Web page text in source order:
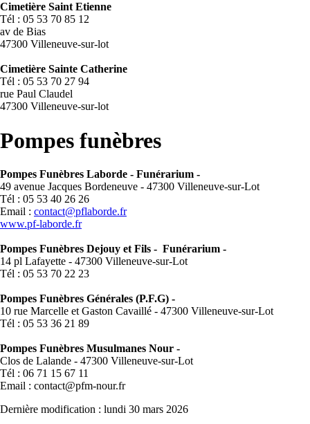
Cimetière Saint Etienne
Tél : 05 53 70 85 12
av de Bias
47300 Villeneuve-sur-lot
Cimetière Sainte Catherine
Tél : 05 53 70 27 94
rue Paul Claudel
47300 Villeneuve-sur-lot
Pompes funèbres
Pompes Funèbres Laborde - Funérarium -
49 avenue Jacques Bordeneuve - 47300 Villeneuve-sur-Lot
Tél : 05 53 40 26 26
Email : contact@pflaborde.fr
www.pf-laborde.fr
Pompes Funèbres Dejouy et Fils - Funérarium -
14 pl Lafayette - 47300 Villeneuve-sur-Lot
Tél : 05 53 70 22 23
Pompes Funèbres Générales (P.F.G) -
10 rue Marcelle et Gaston Cavaillé - 47300 Villeneuve-sur-Lot
Tél : 05 53 36 21 89
Pompes Funèbres Musulmanes Nour -
Clos de Lalande - 47300 Villeneuve-sur-Lot
Tél : 06 71 15 67 11
Email : contact@pfm-nour.fr
Dernière modification : lundi 30 mars 2026